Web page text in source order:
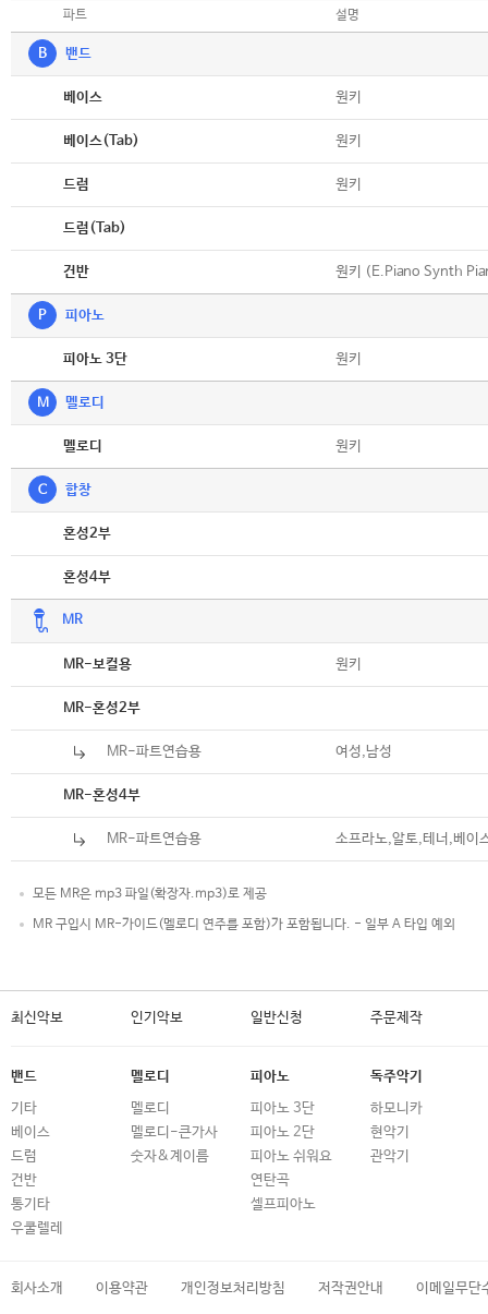
파트 설명
B 밴드
베이스 원키
베이스(Tab) 원키
드럼 원키
드럼(Tab)
건반 원키 (E.Piano Synth
P 피아노
피아노 3단 원키
M 멜로디
멜로디 원키
C 합창
혼성2부
혼성4부
MR
MR-보컬용 원키
MR-혼성2부
MR-파트연습용 여성,남성
MR-혼성4부
MR-파트연습용 소프라노,알토,테너,베이
모든 MR은 mp3 파일(확장자.mp3)로 제공
MR 구입시 MR-가이드(멜로디 연주를 포함)가 포함됩니다. - 일부 A 타입 예외
최신악보 인기악보 일반신청 주문제작
밴드
기타
베이스
드럼
건반
통기타
우쿨렐레
멜로디
멜로디
멜로디-큰가사
숫자&계이름
피아노
피아노 3단
피아노 2단
피아노 쉬워요
연탄곡
셀프피아노
독주악기
하모니카
현악기
관악기
회사소개 이용약관 개인정보처리방침 저작권안내 이메일무단